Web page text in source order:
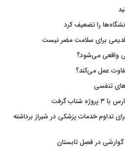
را تضعیف کرد
قدیمی برای سلامت مضر نیست
واقعی می‌شود؟
عمل می‌کند؟
های تنفسی
گرفت
تداوم خدمات پزشکی در شیراز برداشته
در فصل تابستان